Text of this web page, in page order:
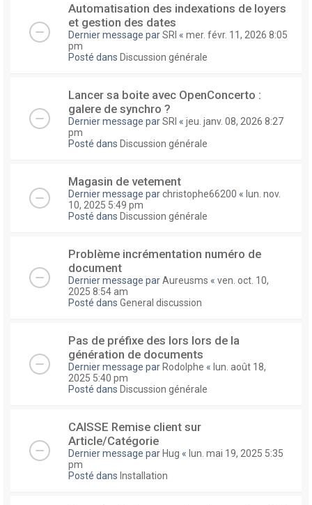
Automatisation des indexations de loyers
et gestion des dates
Dernier message parSRI « mer. févr. 11, 2026 8:05
pm
Posté dans Discussion générale
Lancer sa boite avec OpenConcerto :
galere de synchro ?
Dernier message parSRI « jeu. janv. 08, 2026 8:27
pm
Posté dans Discussion générale
Magasin de vetement
Dernier message parchristophe66200 « lun. nov.
10, 2025 5:49 pm
Posté dans Discussion générale
Problème incrémentation numéro de
document
Dernier message parAureusms « ven. oct. 10,
2025 8:54 am
Posté dans General discussion
Pas de préfixe des lors lors de la
génération de documents
Dernier message par Rodolphe « lun. août 18,
2025 5:40 pm
Posté dans Discussion générale
CAISSE Remise client sur
Article/Catégorie
Dernier message par Hug « lun. mai 19, 2025 5:35
pm
Posté dans Installation